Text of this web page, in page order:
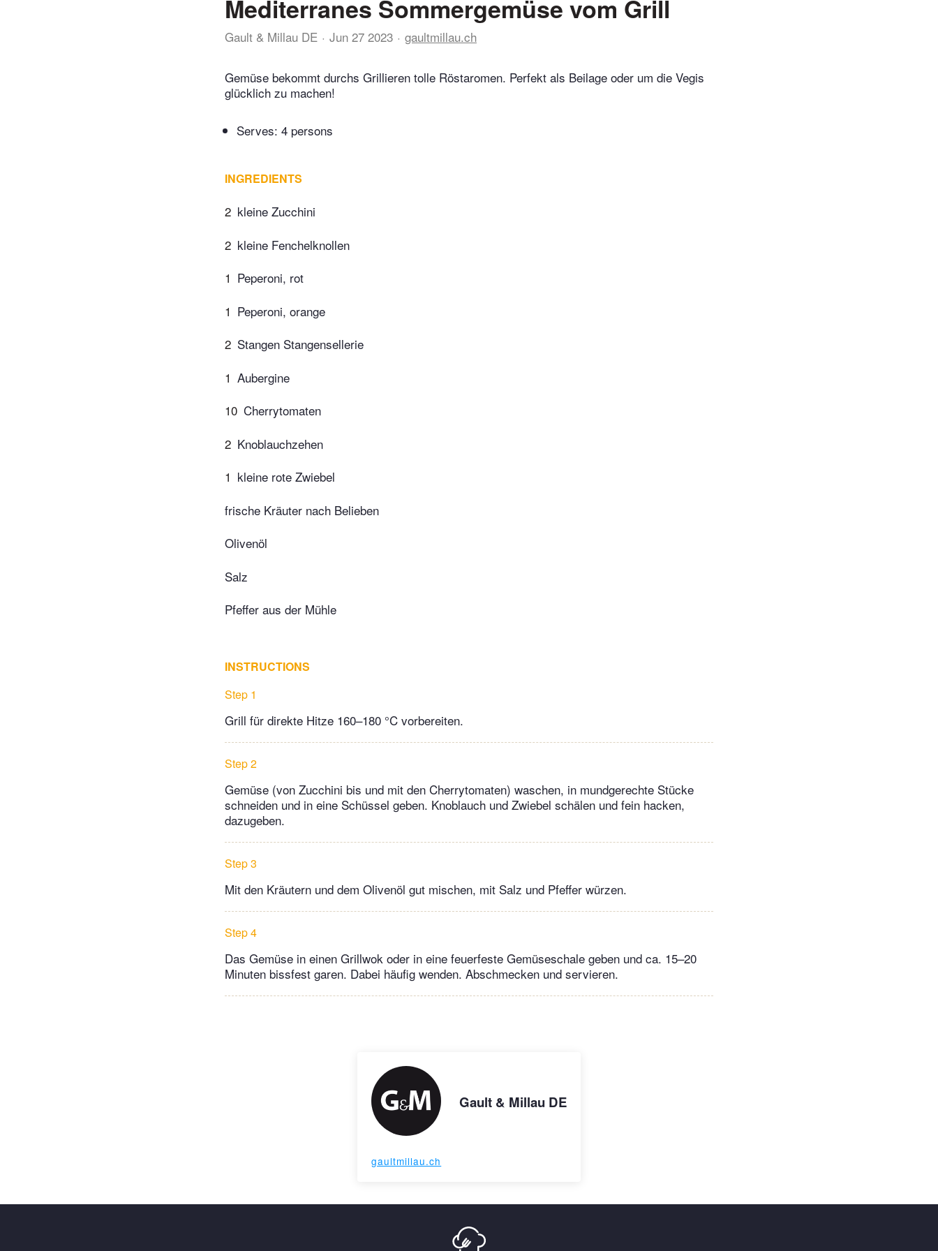
Mediterranes Sommergemüse vom Grill
Gault & Millau DE Jun 27 2023 gaultmillau.ch
Gemüse bekommt durchs Grillieren tolle Röstaromen. Perfekt als Beilage oder um die Vegis
glücklich zu machen!
Serves: 4 persons
INGREDIENTS
2 kleine Zucchini
2 kleine Fenchelknollen
1 Peperoni, rot
1 Peperoni, orange
2 Stangen Stangensellerie
1 Aubergine
10 Cherrytomaten
2 Knoblauchzehen
1 kleine rote Zwiebel
frische Kräuter nach Belieben
Olivenöl
Salz
Pfeffer aus der Mühle
INSTRUCTIONS
Step 1
Grill für direkte Hitze 160–180 °C vorbereiten.
Step 2
Gemüse (von Zucchini bis und mit den Cherrytomaten) waschen, in mundgerechte Stücke
schneiden und in eine Schüssel geben. Knoblauch und Zwiebel schälen und fein hacken,
dazugeben.
Step 3
Mit den Kräutern und dem Olivenöl gut mischen, mit Salz und Pfeffer würzen.
Step 4
Das Gemüse in einen Grillwok oder in eine feuerfeste Gemüseschale geben und ca. 15–20
Minuten bissfest garen. Dabei häufig wenden. Abschmecken und servieren.
Gault & Millau DE
gaultmillau.ch